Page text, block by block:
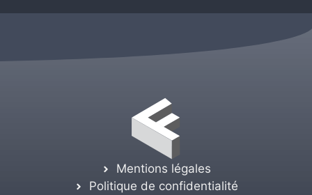
Mentions légales
Politique de confidentialité